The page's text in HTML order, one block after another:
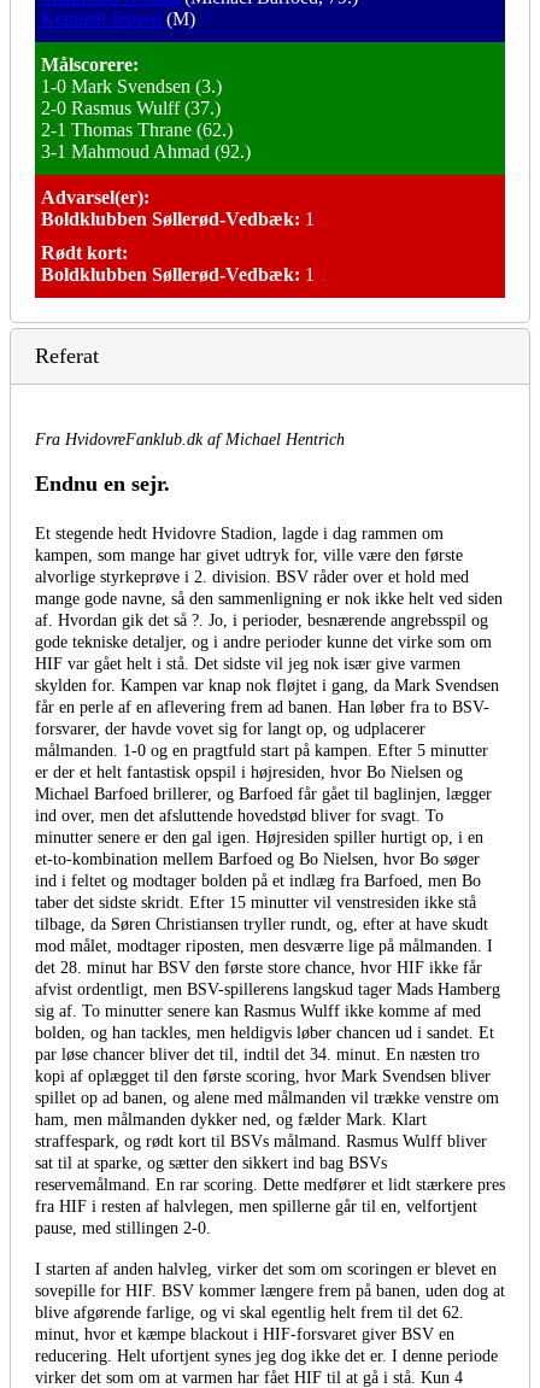
Kenneth Jepsen (M)
Målscorere:
1-0 Mark Svendsen (3.)
2-0 Rasmus Wulff (37.)
2-1 Thomas Thrane (62.)
3-1 Mahmoud Ahmad (92.)
Advarsel(er):
Boldklubben Søllerød-Vedbæk: 1
Rødt kort:
Boldklubben Søllerød-Vedbæk: 1
Referat
Fra HvidovreFanklub.dk af Michael Hentrich
Endnu en sejr.
Et stegende hedt Hvidovre Stadion, lagde i dag rammen om
kampen, som mange har givet udtryk for, ville være den første
alvorlige styrkeprøve i 2. division. BSV råder over et hold med
mange gode navne, så den sammenligning er nok ikke helt ved siden
af. Hvordan gik det så ?. Jo, i perioder, besnærende angrebsspil og
gode tekniske detaljer, og i andre perioder kunne det virke som om
HIF var gået helt i stå. Det sidste vil jeg nok især give varmen
skylden for. Kampen var knap nok fløjtet i gang, da Mark Svendsen
får en perle af en aflevering frem ad banen. Han løber fra to BSV-
forsvarer, der havde vovet sig for langt op, og udplacerer
målmanden. 1-0 og en pragtfuld start på kampen. Efter 5 minutter
er der et helt fantastisk opspil i højresiden, hvor Bo Nielsen og
Michael Barfoed brillerer, og Barfoed får gået til baglinjen, lægger
ind over, men det afsluttende hovedstød bliver for svagt. To
minutter senere er den gal igen. Højresiden spiller hurtigt op, i en
et-to-kombination mellem Barfoed og Bo Nielsen, hvor Bo søger
ind i feltet og modtager bolden på et indlæg fra Barfoed, men Bo
taber det sidste skridt. Efter 15 minutter vil venstresiden ikke stå
tilbage, da Søren Christiansen tryller rundt, og, efter at have skudt
mod målet, modtager riposten, men desværre lige på målmanden. I
det 28. minut har BSV den første store chance, hvor HIF ikke får
afvist ordentligt, men BSV-spillerens langskud tager Mads Hamberg
sig af. To minutter senere kan Rasmus Wulff ikke komme af med
bolden, og han tackles, men heldigvis løber chancen ud i sandet. Et
par løse chancer bliver det til, indtil det 34. minut. En næsten tro
kopi af oplægget til den første scoring, hvor Mark Svendsen bliver
spillet op ad banen, og alene med målmanden vil trække venstre om
ham, men målmanden dykker ned, og fælder Mark. Klart
straffespark, og rødt kort til BSVs målmand. Rasmus Wulff bliver
sat til at sparke, og sætter den sikkert ind bag BSVs
reservemålmand. En rar scoring. Dette medfører et lidt stærkere pres
fra HIF i resten af halvlegen, men spillerne går til en, velfortjent
pause, med stillingen 2-0.
I starten af anden halvleg, virker det som om scoringen er blevet en
sovepille for HIF. BSV kommer længere frem på banen, uden dog at
blive afgørende farlige, og vi skal egentlig helt frem til det 62.
minut, hvor et kæmpe blackout i HIF-forsvaret giver BSV en
reducering. Helt ufortjent synes jeg dog ikke det er. I denne periode
virker det som om at varmen har fået HIF til at gå i stå. Kun 4